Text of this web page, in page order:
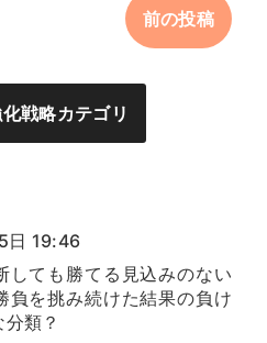
前の投稿
戦略カテゴリ
日 19:46
しても勝てる見込みのない
負を挑み続けた結果の負け
類？